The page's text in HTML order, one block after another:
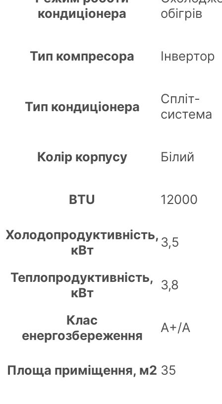
кондиціонера
обігрів
Тип компресора Інвертор
Тип кондиціонера
Спліт-
система
Колір корпусу Білий
BTU 12000
Холодопродуктивність,
кВт
3,5
Теплопродуктивність,
кВт
3,8
Клас
енергозбереження
А+/А
Площа приміщення, м2 35